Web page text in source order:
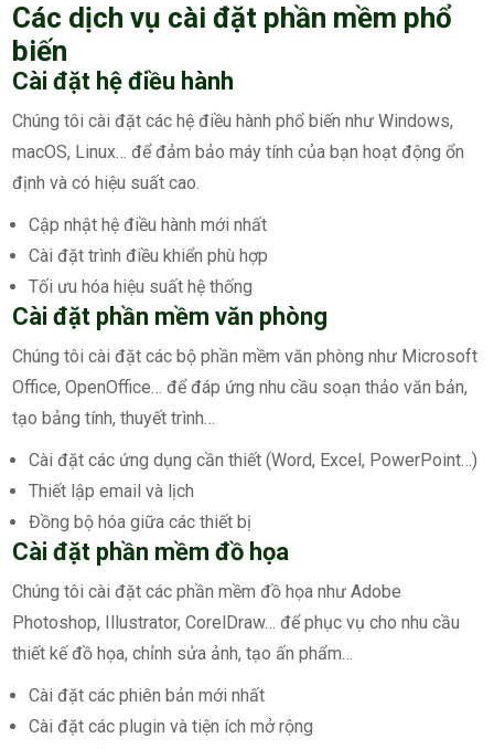
Các dịch vụ cài đặt phần mềm phổ
biến
Cài đặt hệ điều hành
Chúng tôi cài đặt các hệ điều hành phổ biến như Windows,
macOS, Linux… để đảm bảo máy tính của bạn hoạt động ổn
định và có hiệu suất cao.
Cập nhật hệ điều hành mới nhất
Cài đặt trình điều khiển phù hợp
Tối ưu hóa hiệu suất hệ thống
Cài đặt phần mềm văn phòng
Chúng tôi cài đặt các bộ phần mềm văn phòng như Microsoft
Office, OpenOffice… để đáp ứng nhu cầu soạn thảo văn bản,
tạo bảng tính, thuyết trình…
Cài đặt các ứng dụng cần thiết (Word, Excel, PowerPoint…)
Thiết lập email và lịch
Đồng bộ hóa giữa các thiết bị
Cài đặt phần mềm đồ họa
Chúng tôi cài đặt các phần mềm đồ họa như Adobe
Photoshop, Illustrator, CorelDraw… để phục vụ cho nhu cầu
thiết kế đồ họa, chỉnh sửa ảnh, tạo ấn phẩm…
Cài đặt các phiên bản mới nhất
Cài đặt các plugin và tiện ích mở rộng